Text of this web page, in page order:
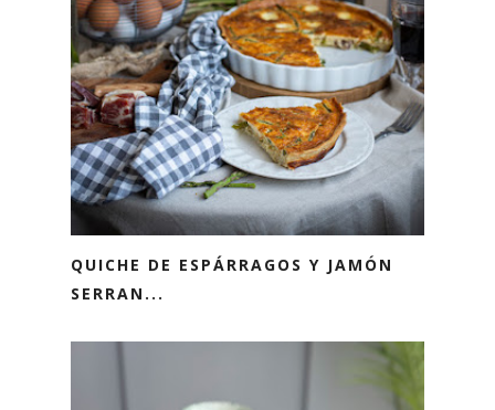
QUICHE DE ESPÁRRAGOS Y JAMÓN
SERRAN...